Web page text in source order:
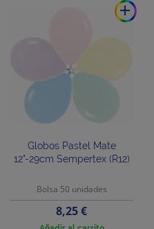
add
Globos Pastel Mate
12"-29cm Sempertex (R12)
Bolsa 50 unidades
Precio
8,25 €